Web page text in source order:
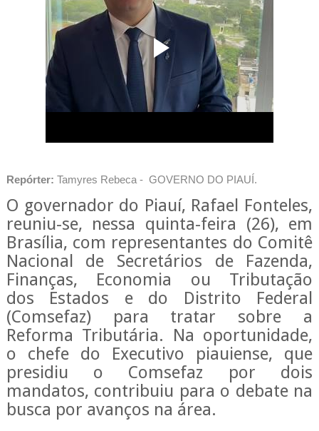
Repórter: Tamyres Rebeca - GOVERNO DO PIAUÍ.
O governador do Piauí, Rafael Fonteles,
reuniu-se, nessa quinta-feira (26), em
Brasília, com representantes do Comitê
Nacional de Secretários de Fazenda,
Finanças, Economia ou Tributação
dos Estados e do Distrito Federal
(Comsefaz) para tratar sobre a
Reforma Tributária. Na oportunidade,
o chefe do Executivo piauiense, que
presidiu o Comsefaz por dois
mandatos, contribuiu para o debate na
busca por avanços na área.